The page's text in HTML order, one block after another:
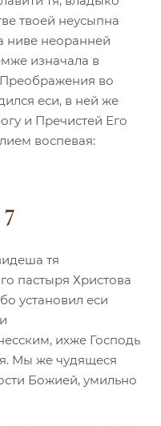
твоей неусыпна
ниве неоранней
изначала в
во
еси, в ней же
и Пречистей Его
воспевая:
тя
пастыря Христова
установил еси
ихже Господь
Мы же чудящеся
Божией, умильно